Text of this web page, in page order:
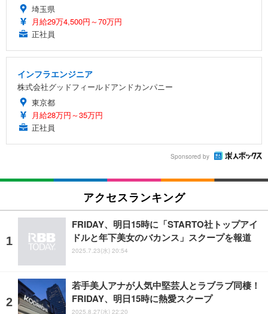
埼玉県
月給29万4,500円～70万円
正社員
インフラエンジニア
株式会社グッドフィールドアンドカンパニー
東京都
月給28万円～35万円
正社員
Sponsored by
アクセスランキング
FRIDAY、明日15時に「STARTO社トップアイ
ドルと年下美女のバカンス」スクープを報道
2025.7.23(水) 20:54
若手美人アナが人気中堅芸人とラブラブ同棲！
FRIDAY、明日15時に熱愛スクープ
2025.8.27(水) 22:20